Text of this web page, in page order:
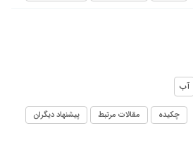
آب
چکیده مقالات مرتبط پیشنهاد دیگران